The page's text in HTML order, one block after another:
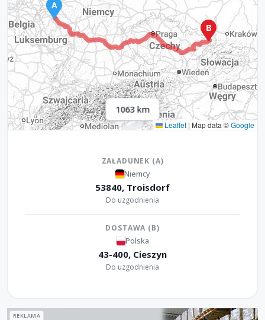
Leaflet | Map data ©Google
1063 km
ZAŁADUNEK (A)
Niemcy
53840, Troisdorf
Do uzgodnienia
DOSTAWA (B)
Polska
43-400, Cieszyn
Do uzgodnienia
REKLAMA